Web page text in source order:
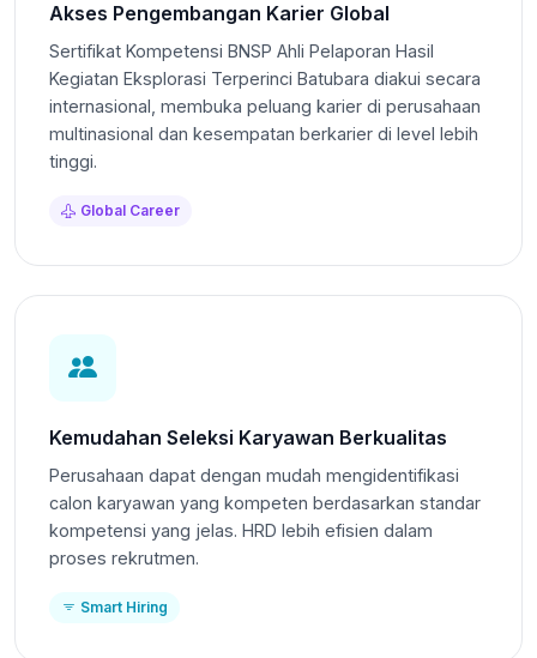
Akses Pengembangan Karier Global
Sertifikat Kompetensi BNSP Ahli Pelaporan Hasil
Kegiatan Eksplorasi Terperinci Batubara diakui secara
internasional, membuka peluang karier di perusahaan
multinasional dan kesempatan berkarier di level lebih
tinggi.
Global Career
Kemudahan Seleksi Karyawan Berkualitas
Perusahaan dapat dengan mudah mengidentifikasi
calon karyawan yang kompeten berdasarkan standar
kompetensi yang jelas. HRD lebih efisien dalam
proses rekrutmen.
Smart Hiring